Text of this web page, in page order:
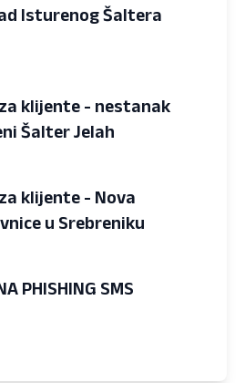
Isturenog Šaltera
klijente - nestanak
Šalter Jelah
klijente - Nova
u Srebreniku
PHISHING SMS